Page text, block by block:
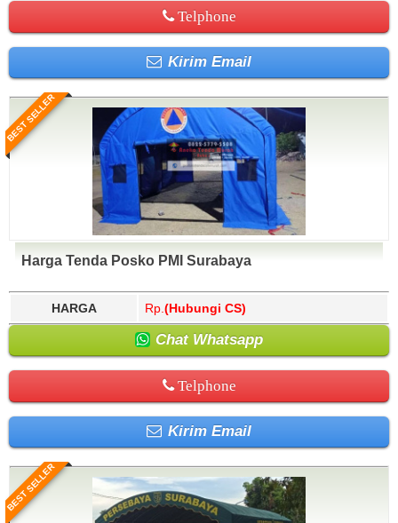
Telphone
Kirim Email
BEST SELLER
Harga Tenda Posko PMI Surabaya
HARGA Rp. (Hubungi CS)
Chat Whatsapp
Telphone
Kirim Email
BEST SELLER